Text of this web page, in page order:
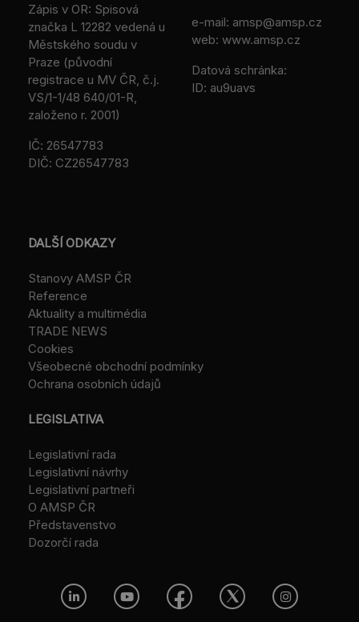
Zápis v OR: Spisová
značka L 12282 vedená u
Městského soudu v
Praze (původní
registrace u MV ČR, č.j.
VS/1-1/48 640/01-R,
založeno r. 2001)
IČ: 26547783
DIČ: CZ26547783
e-mail: amsp@amsp.cz
web: www.amsp.cz
Datová schránka:
ID: au9uavs
DALŠÍ ODKAZY
Stanovy AMSP ČR
Reference
Aktuality a multimédia
TRADE NEWS
Cookies
Všeobecné obchodní podmínky
Ochrana osobních údajů
LEGISLATIVA
Legislativní rada
Legislativní návrhy
Legislativní partneři
O AMSP ČR
Představenstvo
Dozorčí rada